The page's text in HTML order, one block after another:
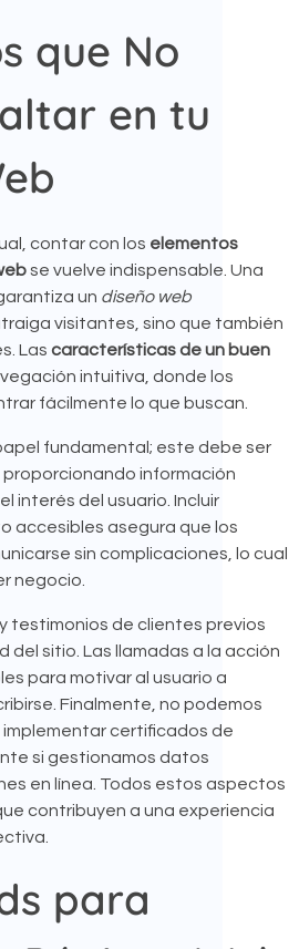
que No
en tu
contar con los elementos
se vuelve indispensable. Una
un diseño web
visitantes, sino que también
Las características de un buen
intuitiva, donde los
fácilmente lo que buscan.
fundamental; este debe ser
información
interés del usuario. Incluir
accesibles asegura que los
sin complicaciones, lo cual
negocio.
testimonios de clientes previos
del sitio. Las llamadas a la acción
para motivar al usuario a
Finalmente, no podemos
implementar certificados de
si gestionamos datos
en línea. Todos estos aspectos
contribuyen a una experiencia
para